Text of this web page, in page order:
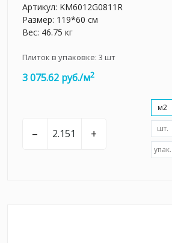
Артикул: KM6012G0811R
Размер: 119*60 см
Вес: 46.75 кг
Плиток в упаковке: 3 шт
3 075.62 руб./м2
– +
м2
шт.
упак.